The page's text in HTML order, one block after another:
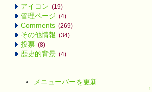
アイコン (19)
管理ページ (4)
Comments (269)
その他情報 (34)
投票 (8)
歴史的背景 (4)
メニューバーを更新
↑